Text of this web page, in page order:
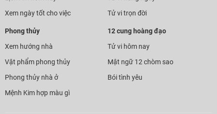
Xem ngày tốt cho việc
Tử vi trọn đời
Phong thủy
Xem hướng nhà
Vật phẩm phong thủy
Phong thủy nhà ở
Mệnh Kim hợp màu gì
12 cung hoàng đạo
Tử vi hôm nay
Mật ngữ 12 chòm sao
Bói tình yêu